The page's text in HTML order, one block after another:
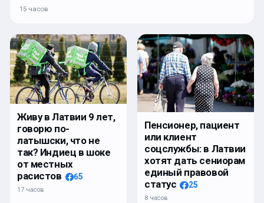
15 часов
Живу в Латвии 9 лет,
говорю по-
латышски, что не
так? Индиец в шоке
от местных
расистов
65
17 часов
Пенсионер, пациент
или клиент
соцслужбы: в Латвии
хотят дать сениорам
единый правовой
статус
25
8 часов